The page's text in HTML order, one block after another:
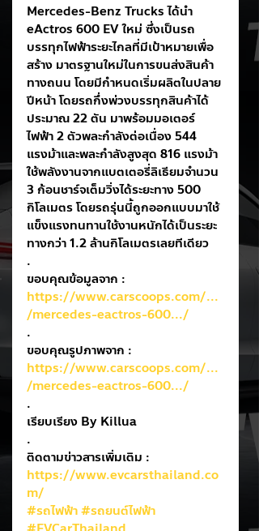
Mercedes-Benz Trucks ได้นำ
eActros 600 EV ใหม่ ซึ่งเป็นรถ
บรรทุกไฟฟ้าระยะไกลที่มีเป้าหมายเพื่อ
สร้าง มาตรฐานใหม่ในการขนส่งสินค้า
ทางถนน โดยมีกำหนดเริ่มผลิตในปลาย
ปีหน้า โดยรถกึ่งพ่วงบรรทุกสินค้าได้
ประมาณ 22 ตัน มาพร้อมมอเตอร์
ไฟฟ้า 2 ตัวพละกำลังต่อเนื่อง 544
แรงม้าและพละกำลังสูงสุด 816 แรงม้า
ใช้พลังงานจากแบตเตอรี่ลิเธียมจำนวน
3 ก้อนชาร์จเต็มวิ่งได้ระยะทาง 500
กิโลเมตร โดยรถรุ่นนี้ถูกออกแบบมาใช้
แข็งแรงทนทานใช้งานหนักได้เป็นระยะ
ทางกว่า 1.2 ล้านกิโลเมตรเลยทีเดียว
.
ขอบคุณข้อมูลจาก :
https://www.carscoops.com/...
/mercedes-eactros-600.../
.
ขอบคุณรูปภาพจาก :
https://www.carscoops.com/...
/mercedes-eactros-600.../
.
เรียบเรียง By Killua
.
ติดตามข่าวสารเพิ่มเติม :
https://www.evcarsthailand.co
m/
#รถไฟฟ้า#รถยนต์ไฟฟ้า